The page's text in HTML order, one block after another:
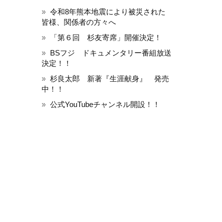
令和8年熊本地震により被災された
皆様、関係者の方々へ
「第６回 杉友寄席」開催決定！
BSフジ ドキュメンタリー番組放送
決定！！
杉良太郎 新著『生涯献身』 発売
中！！
公式YouTubeチャンネル開設！！